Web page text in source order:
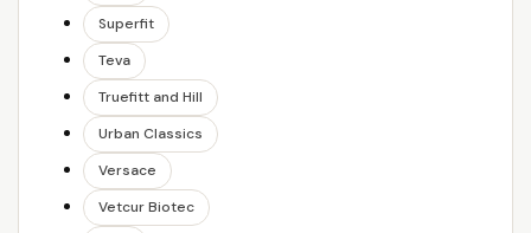
Superfit
Teva
Truefitt and Hill
Urban Classics
Versace
Vetcur Biotec